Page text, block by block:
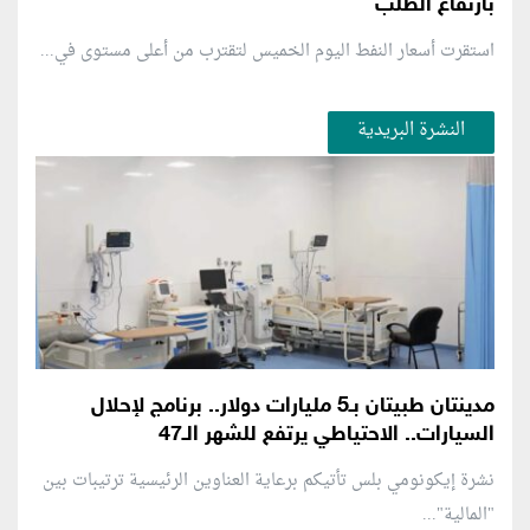
بارتفاع الطلب
استقرت أسعار النفط اليوم الخميس لتقترب من أعلى مستوى في...
النشرة البريدية
مدينتان طبيتان بـ5 مليارات دولار.. برنامج لإحلال
السيارات.. الاحتياطي يرتفع للشهر الـ47
نشرة إيكونومي بلس تأتيكم برعاية العناوين الرئيسية ترتيبات بين
"المالية"...